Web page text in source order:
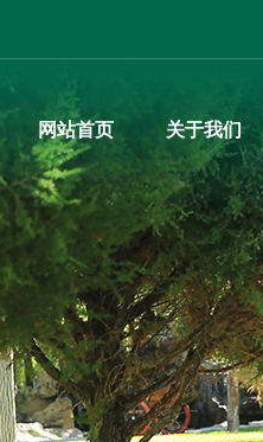
网站首页 关于我们